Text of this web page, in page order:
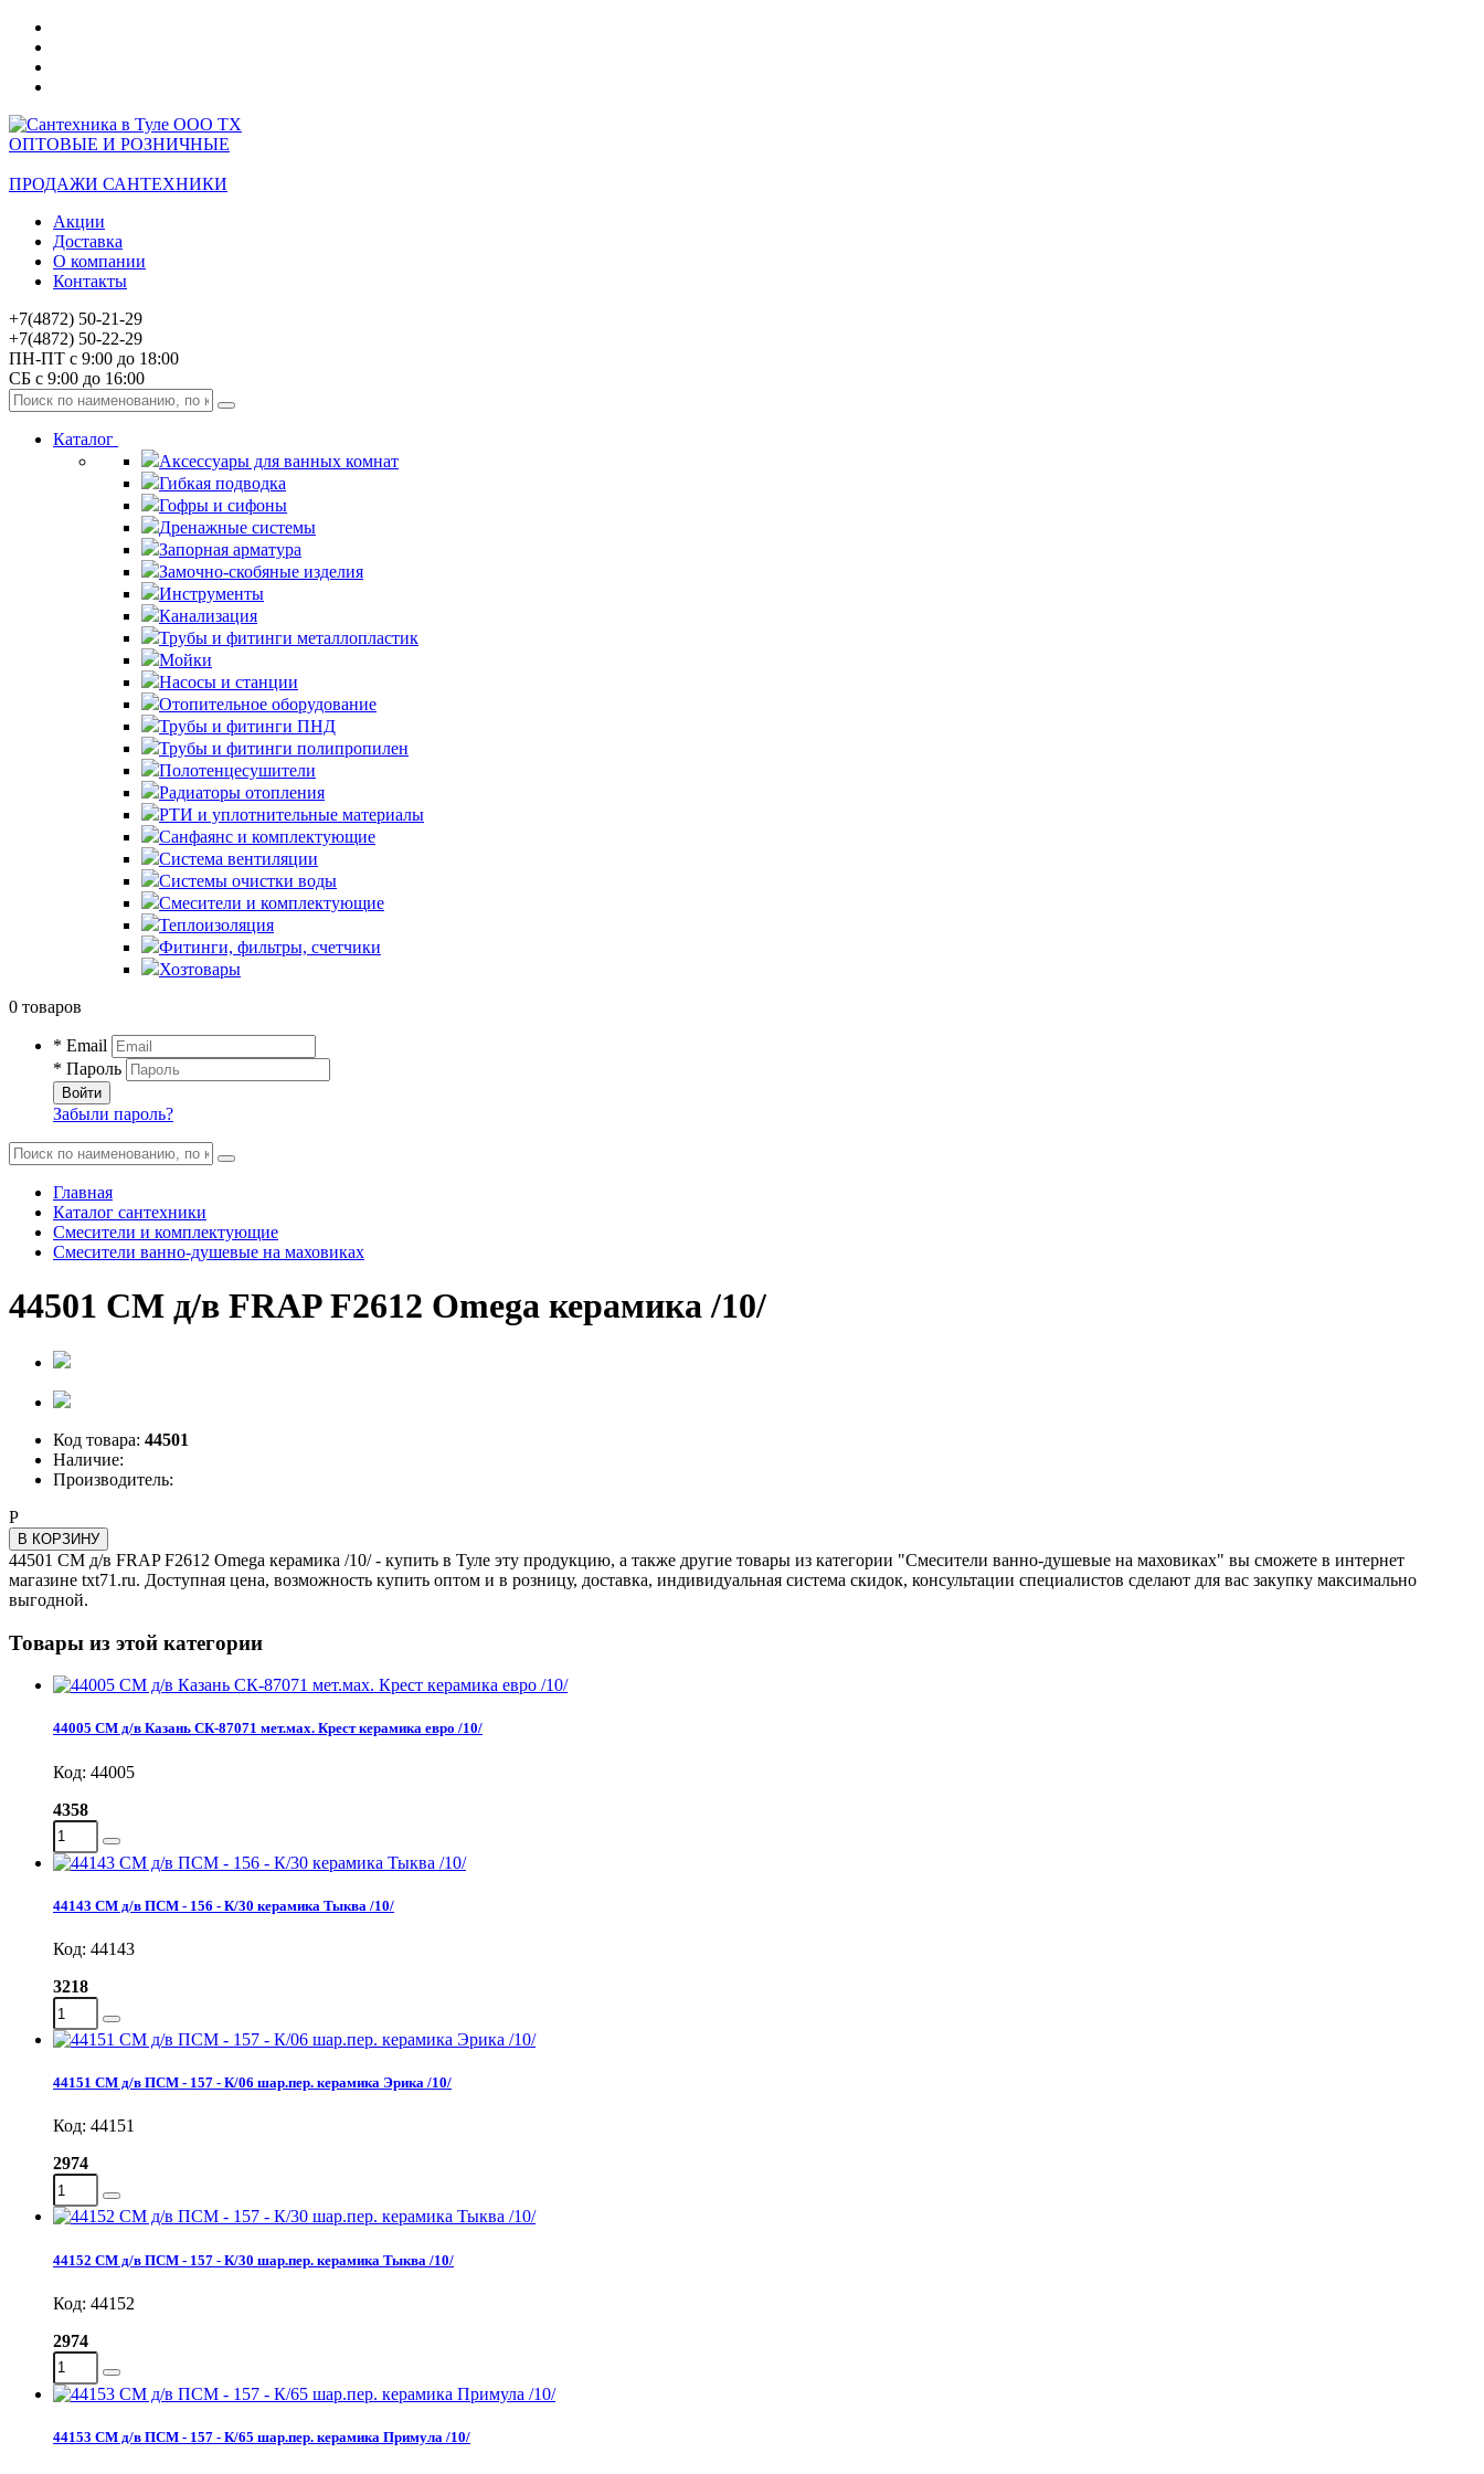
ОПТОВЫЕ И РОЗНИЧНЫЕ
ПРОДАЖИ САНТЕХНИКИ
Акции
Доставка
О компании
Контакты
+7(4872) 50-21-29
+7(4872) 50-22-29
ПН-ПТ с 9:00 до 18:00
СБ с 9:00 до 16:00
Каталог
Аксессуары для ванных комнат
Гибкая подводка
Гофры и сифоны
Дренажные системы
Запорная арматура
Замочно-скобяные изделия
Инструменты
Канализация
Трубы и фитинги металлопластик
Мойки
Насосы и станции
Отопительное оборудование
Трубы и фитинги ПНД
Трубы и фитинги полипропилен
Полотенцесушители
Радиаторы отопления
РТИ и уплотнительные материалы
Санфаянс и комплектующие
Система вентиляции
Системы очистки воды
Смесители и комплектующие
Теплоизоляция
Фитинги, фильтры, счетчики
Хозтовары
0 товаров
* Email
* Пароль
Войти
Забыли пароль?
Главная
Каталог сантехники
Смесители и комплектующие
Смесители ванно-душевые на маховиках
44501 СМ д/в FRAP F2612 Omega керамика /10/
Код товара: 44501
Наличие:
Производитель:
Р
В КОРЗИНУ
44501 СМ д/в FRAP F2612 Omega керамика /10/ - купить в Туле эту продукцию, а также другие товары из категории "Смесители ванно-душевые на маховиках" вы сможете в интернет
магазине txt71.ru. Доступная цена, возможность купить оптом и в розницу, доставка, индивидуальная система скидок, консультации специалистов сделают для вас закупку максимально
выгодной.
Товары из этой категории
44005 СМ д/в Казань СК-87071 мет.мах. Крест керамика евро /10/
Код: 44005
4358
44143 СМ д/в ПСМ - 156 - К/30 керамика Тыква /10/
Код: 44143
3218
44151 СМ д/в ПСМ - 157 - К/06 шар.пер. керамика Эрика /10/
Код: 44151
2974
44152 СМ д/в ПСМ - 157 - К/30 шар.пер. керамика Тыква /10/
Код: 44152
2974
44153 СМ д/в ПСМ - 157 - К/65 шар.пер. керамика Примула /10/